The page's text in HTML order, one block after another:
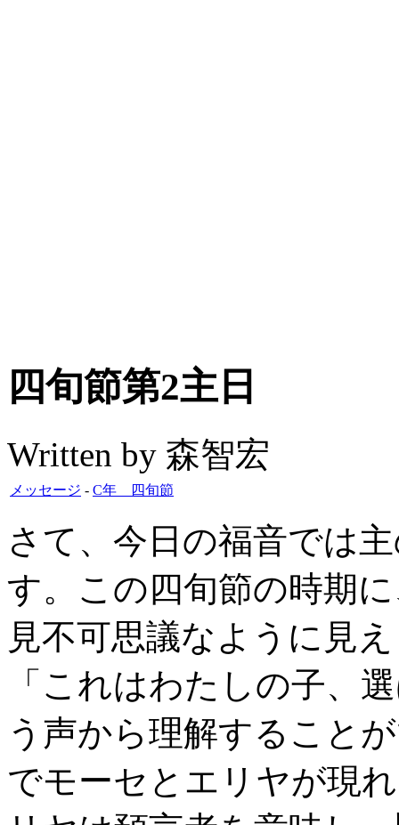
四旬節第2主日
Written by 森智宏
メッセージ - C年 四旬節
さて、今日の福音では
す。この四旬節の時期
見不可思議なように見
「これはわたしの子、
う声から理解すること
でモーセとエリヤが現